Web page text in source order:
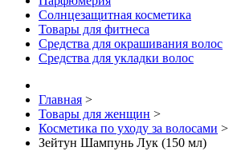
Солнцезащитная косметика
Товары для фитнеса
Средства для окрашивания волос
Средства для укладки волос
Главная >
Товары для женщин >
Косметика по уходу за волосами >
Зейтун Шампунь Лук (150 мл)